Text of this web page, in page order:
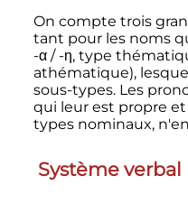
On compte trois
tant pour les noms
-α / -η, type
athématique),
sous-types. Les
qui leur est propre
types nominaux,
Système verbal